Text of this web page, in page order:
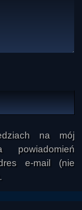
na mój
powiadomień
e-mail (nie